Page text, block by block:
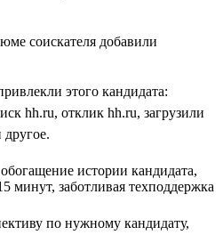
соискателя добавили
этого кандидата:
hh.ru, отклик hh.ru, загрузили
по нужному кандидату,